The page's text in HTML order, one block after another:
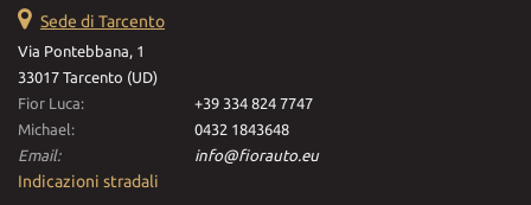
Sede di Tarcento
Via Pontebbana, 1
33017 Tarcento (UD)
Fior Luca:
+39 334 824 7747
Michael:
0432 1843648
Email:
info@fiorauto.eu
Indicazioni stradali